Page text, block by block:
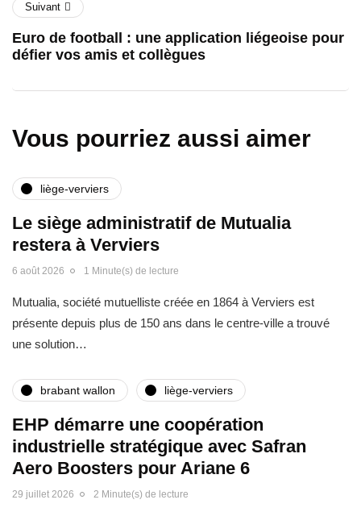
Suivant
Euro de football : une application liégeoise pour
défier vos amis et collègues
Vous pourriez aussi aimer
liège-verviers
Le siège administratif de Mutualia
restera à Verviers
6 août 2026 1 Minute(s) de lecture
Mutualia, société mutuelliste créée en 1864 à Verviers est
présente depuis plus de 150 ans dans le centre-ville a trouvé
une solution…
brabant wallon liège-verviers
EHP démarre une coopération
industrielle stratégique avec Safran
Aero Boosters pour Ariane 6
29 juillet 2026 2 Minute(s) de lecture